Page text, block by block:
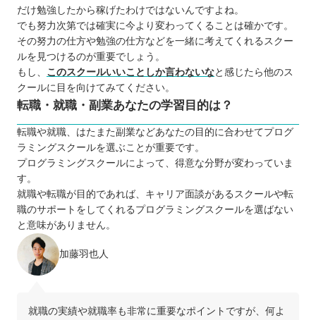
だけ勉強したから稼げたわけではないんですよね。
でも努力次第では確実に今より変わってくることは確かです。
その努力の仕方や勉強の仕方などを一緒に考えてくれるスクー
ルを見つけるのが重要でしょう。
もし、 このスクールいいことしか言わないなと感じたら他のス
クールに目を向けてみてください。
転職・就職・副業あなたの学習目的は？
転職や就職、はたまた副業などあなたの目的に合わせてプログ
ラミングスクールを選ぶことが重要です。
プログラミングスクールによって、得意な分野が変わっていま
す。
就職や転職が目的であれば、キャリア面談があるスクールや転
職のサポートをしてくれるプログラミングスクールを選ばない
と意味がありません。
加藤羽也人
就職の実績や就職率も非常に重要なポイントですが、何よ